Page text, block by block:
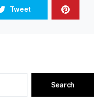
Tweet
Search